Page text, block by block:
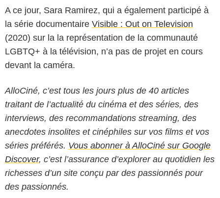
A ce jour, Sara Ramirez, qui a également participé à
la série documentaire Visible : Out on Television
(2020) sur la la représentation de la communauté
LGBTQ+ à la télévision, n’a pas de projet en cours
devant la caméra.
AlloCiné, c’est tous les jours plus de 40 articles
traitant de l’actualité du cinéma et des séries, des
interviews, des recommandations streaming, des
anecdotes insolites et cinéphiles sur vos films et vos
séries préférés. Vous abonner à AlloCiné sur Google
Discover, c’est l’assurance d’explorer au quotidien les
richesses d’un site conçu par des passionnés pour
des passionnés.